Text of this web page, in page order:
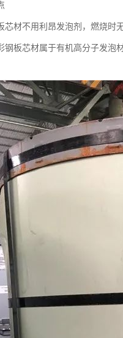
芯材不用利昂发泡剂，燃烧时
钢板芯材属于有机高分子发泡